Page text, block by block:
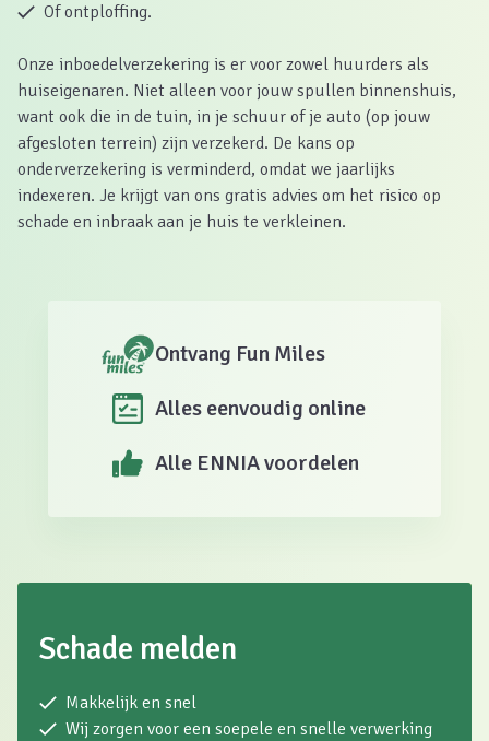
Of ontploffing.
Onze inboedelverzekering is er voor zowel huurders als
huiseigenaren. Niet alleen voor jouw spullen binnenshuis,
want ook die in de tuin, in je schuur of je auto (op jouw
afgesloten terrein) zijn verzekerd. De kans op
onderverzekering is verminderd, omdat we jaarlijks
indexeren. Je krijgt van ons gratis advies om het risico op
schade en inbraak aan je huis te verkleinen.
Ontvang Fun Miles
Alles eenvoudig online
Alle ENNIA voordelen
Schade melden
Makkelijk en snel
Wij zorgen voor een soepele en snelle verwerking